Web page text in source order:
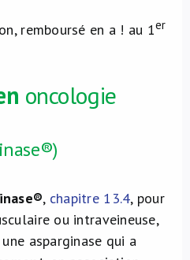
remboursé en a ! au 1er
oncologie
, chapitre 13.4, pour
ou intraveineuse,
asparginase qui a